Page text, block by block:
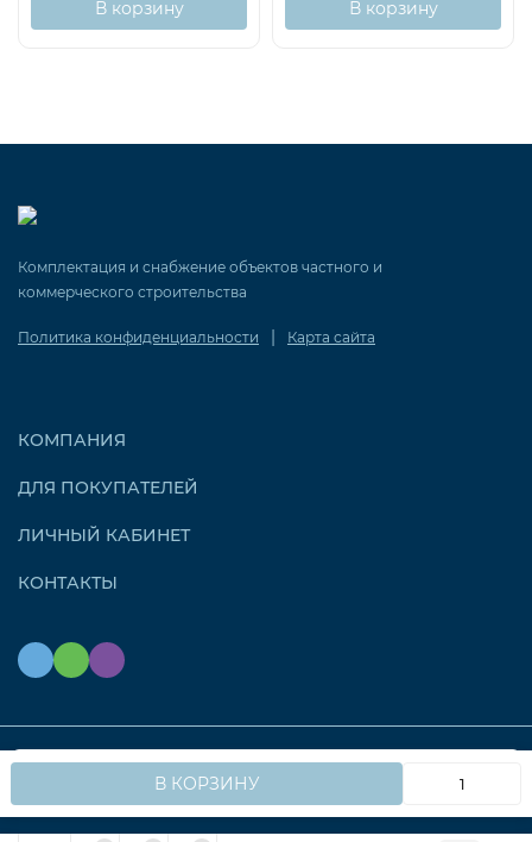
В КОРЗИНУ
В корзину В корзину
Комплектация и снабжение объектов частного и
коммерческого строительства
Политика конфиденциальности Карта сайта
КОМПАНИЯ
ДЛЯ ПОКУПАТЕЛЕЙ
ЛИЧНЫЙ КАБИНЕТ
КОНТАКТЫ
быстрее для вас.